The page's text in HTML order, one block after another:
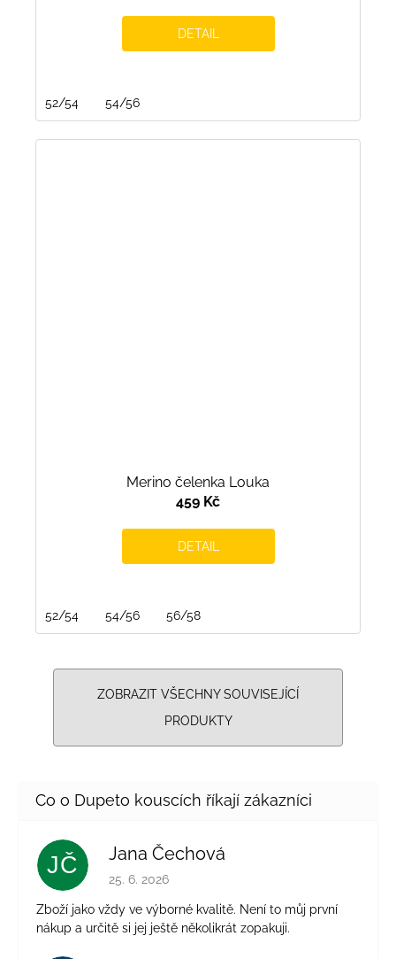
DETAIL
52/54 54/56
Merino čelenka Louka
459 Kč
DETAIL
52/54 54/56 56/58
ZOBRAZIT VŠECHNY SOUVISEJÍCÍ
PRODUKTY
JČ Jana Čechová
Hodnocení obchodu je 5 z 5 hvězdiček.
25. 6. 2026
Zboží jako vždy ve výborné kvalitě. Není to můj první
nákup a určitě si jej ještě několikrát zopakuji.